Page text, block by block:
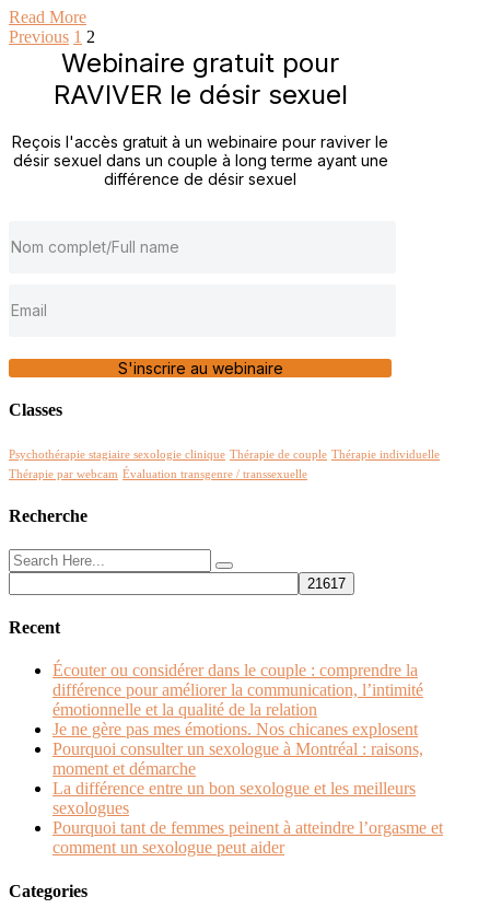
Read More
Previous 1 2
Webinaire gratuit pour
RAVIVER le désir sexuel
Reçois l'accès gratuit à un webinaire pour raviver le
désir sexuel dans un couple à long terme ayant une
différence de désir sexuel
S'inscrire au webinaire
Classes
Psychothérapie stagiaire sexologie clinique Thérapie de couple Thérapie individuelle
Thérapie par webcam Évaluation transgenre / transsexuelle
Recherche
Recent
Écouter ou considérer dans le couple : comprendre la
différence pour améliorer la communication, l’intimité
émotionnelle et la qualité de la relation
Je ne gère pas mes émotions. Nos chicanes explosent
Pourquoi consulter un sexologue à Montréal : raisons,
moment et démarche
La différence entre un bon sexologue et les meilleurs
sexologues
Pourquoi tant de femmes peinent à atteindre l’orgasme et
comment un sexologue peut aider
Categories